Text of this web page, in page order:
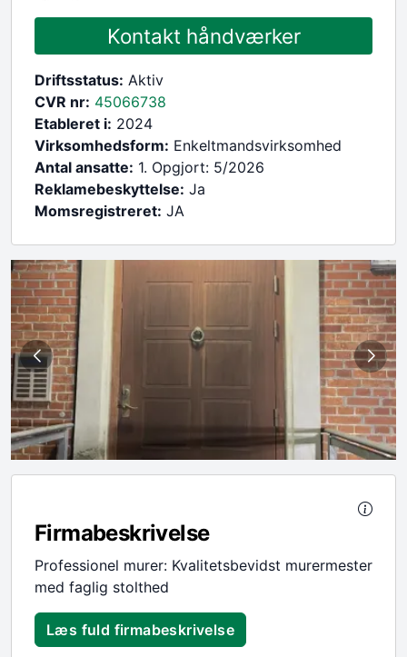
Kontakt håndværker
Driftsstatus: Aktiv
CVR nr: 45066738
Etableret i: 2024
Virksomhedsform: Enkeltmandsvirksomhed
Antal ansatte: 1. Opgjort: 5/2026
Reklamebeskyttelse: Ja
Momsregistreret: JA
Firmabeskrivelse
Professionel murer: Kvalitetsbevidst murermester
med faglig stolthed
Læs fuld firmabeskrivelse